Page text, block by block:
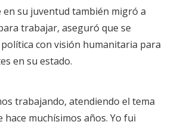
su juventud también migró a
trabajar, aseguró que se
con visión humanitaria para
en su estado.
trabajando, atendiendo el tema
muchísimos años. Yo fui